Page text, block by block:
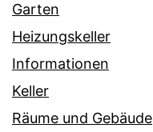
Garten
Heizungskeller
Informationen
Keller
Räume und Gebäude